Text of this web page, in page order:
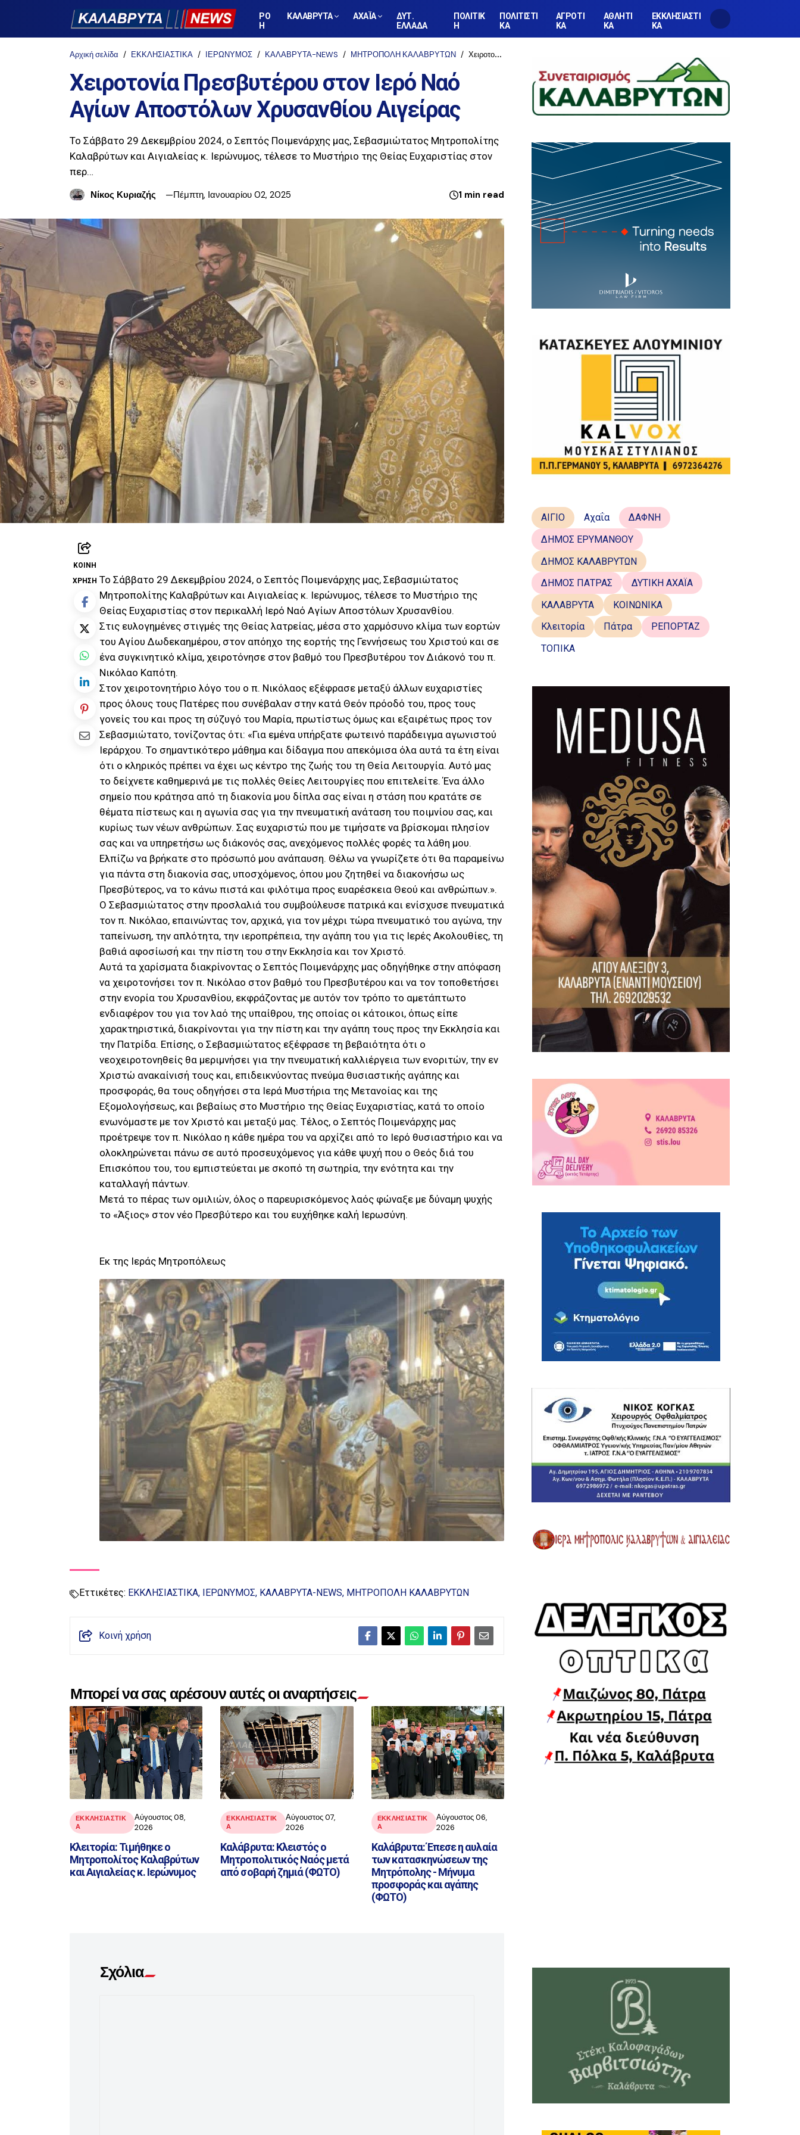
ΡΟ
Η
ΚΑΛΑΒΡΥΤΑ ΑΧΑΪΑ
ΔΥΤ.
ΕΛΛΑΔΑ
ΠΟΛΙΤΙΚ
Η
ΠΟΛΙΤΙΣΤΙ
ΚΑ
ΑΓΡΟΤΙ
ΚΑ
ΑΘΛΗΤΙ
ΚΑ
ΕΚΚΛΗΣΙΑΣΤΙ
ΚΑ
Αρχική σελίδα ΕΚΚΛΗΣΙΑΣΤΙΚΑ ΙΕΡΩΝΥΜΟΣ ΚΑΛΑΒΡΥΤΑ-NEWS ΜΗΤΡΟΠΟΛΗ ΚΑΛΑΒΡΥΤΩΝ Χειροτονία Πρεσβυτέρου στον Ιερό Ναό Αγίων Αποστόλων Χρυσανθίου Αιγείρας
Χειροτονία Πρεσβυτέρου στον Ιερό Ναό
Αγίων Αποστόλων Χρυσανθίου Αιγείρας
Το Σάββατο 29 Δεκεμβρίου 2024, ο Σεπτός Ποιμενάρχης μας, Σεβασμιώτατος Μητροπολίτης
Καλαβρύτων και Αιγιαλείας κ. Ιερώνυμος, τέλεσε το Μυστήριο της Θείας Ευχαριστίας στον
περ…
Νίκος Κυριαζής
Πέμπτη, Ιανουαρίου 02, 2025 1 min read
ΚΟΙΝΉ
ΧΡΉΣΗ Το Σάββατο 29 Δεκεμβρίου 2024, ο Σεπτός Ποιμενάρχης μας, Σεβασμιώτατος
Μητροπολίτης Καλαβρύτων και Αιγιαλείας κ. Ιερώνυμος, τέλεσε το Μυστήριο της
Θείας Ευχαριστίας στον περικαλλή Ιερό Ναό Αγίων Αποστόλων Χρυσανθίου.
Στις ευλογημένες στιγμές της Θείας λατρείας, μέσα στο χαρμόσυνο κλίμα των εορτών
του Αγίου Δωδεκαημέρου, στον απόηχο της εορτής της Γεννήσεως του Χριστού και σε
ένα συγκινητικό κλίμα, χειροτόνησε στον βαθμό του Πρεσβυτέρου τον Διάκονό του π.
Νικόλαο Καπότη.
Στον χειροτονητήριο λόγο του ο π. Νικόλαος εξέφρασε μεταξύ άλλων ευχαριστίες
προς όλους τους Πατέρες που συνέβαλαν στην κατά Θεόν πρόοδό του, προς τους
γονείς του και προς τη σύζυγό του Μαρία, πρωτίστως όμως και εξαιρέτως προς τον
Σεβασμιώτατο, τονίζοντας ότι: «Για εμένα υπήρξατε φωτεινό παράδειγμα αγωνιστού
Ιεράρχου. Το σημαντικότερο μάθημα και δίδαγμα που απεκόμισα όλα αυτά τα έτη είναι
ότι ο κληρικός πρέπει να έχει ως κέντρο της ζωής του τη Θεία Λειτουργία. Αυτό μας
το δείχνετε καθημερινά με τις πολλές Θείες Λειτουργίες που επιτελείτε. Ένα άλλο
σημείο που κράτησα από τη διακονία μου δίπλα σας είναι η στάση που κρατάτε σε
θέματα πίστεως και η αγωνία σας για την πνευματική ανάταση του ποιμνίου σας, και
κυρίως των νέων ανθρώπων. Σας ευχαριστώ που με τιμήσατε να βρίσκομαι πλησίον
σας και να υπηρετήσω ως διάκονός σας, ανεχόμενος πολλές φορές τα λάθη μου.
Ελπίζω να βρήκατε στο πρόσωπό μου ανάπαυση. Θέλω να γνωρίζετε ότι θα παραμείνω
για πάντα στη διακονία σας, υποσχόμενος, όπου μου ζητηθεί να διακονήσω ως
Πρεσβύτερος, να το κάνω πιστά και φιλότιμα προς ευαρέσκεια Θεού και ανθρώπων.».
Ο Σεβασμιώτατος στην προσλαλιά του συμβούλευσε πατρικά και ενίσχυσε πνευματικά
τον π. Νικόλαο, επαινώντας τον, αρχικά, για τον μέχρι τώρα πνευματικό του αγώνα, την
ταπείνωση, την απλότητα, την ιεροπρέπεια, την αγάπη του για τις Ιερές Ακολουθίες, τη
βαθιά αφοσίωσή και την πίστη του στην Εκκλησία και τον Χριστό.
Αυτά τα χαρίσματα διακρίνοντας ο Σεπτός Ποιμενάρχης μας οδηγήθηκε στην απόφαση
να χειροτονήσει τον π. Νικόλαο στον βαθμό του Πρεσβυτέρου και να τον τοποθετήσει
στην ενορία του Χρυσανθίου, εκφράζοντας με αυτόν τον τρόπο το αμετάπτωτο
ενδιαφέρον του για τον λαό της υπαίθρου, της οποίας οι κάτοικοι, όπως είπε
χαρακτηριστικά, διακρίνονται για την πίστη και την αγάπη τους προς την Εκκλησία και
την Πατρίδα. Επίσης, ο Σεβασμιώτατος εξέφρασε τη βεβαιότητα ότι ο
νεοχειροτονηθείς θα μεριμνήσει για την πνευματική καλλιέργεια των ενοριτών, την εν
Χριστώ ανακαίνισή τους και, επιδεικνύοντας πνεύμα θυσιαστικής αγάπης και
προσφοράς, θα τους οδηγήσει στα Ιερά Μυστήρια της Μετανοίας και της
Εξομολογήσεως, και βεβαίως στο Μυστήριο της Θείας Ευχαριστίας, κατά το οποίο
ενωνόμαστε με τον Χριστό και μεταξύ μας. Τέλος, ο Σεπτός Ποιμενάρχης μας
προέτρεψε τον π. Νικόλαο η κάθε ημέρα του να αρχίζει από το Ιερό θυσιαστήριο και να
ολοκληρώνεται πάνω σε αυτό προσευχόμενος για κάθε ψυχή που ο Θεός διά του
Επισκόπου του, του εμπιστεύεται με σκοπό τη σωτηρία, την ενότητα και την
καταλλαγή πάντων.
Μετά το πέρας των ομιλιών, όλος ο παρευρισκόμενος λαός φώναξε με δύναμη ψυχής
το «Άξιος» στον νέο Πρεσβύτερο και του ευχήθηκε καλή Ιερωσύνη.
Εκ της Ιεράς Μητροπόλεως
Εττικέτες: ΕΚΚΛΗΣΙΑΣΤΙΚΑ ΙΕΡΩΝΥΜΟΣ ΚΑΛΑΒΡΥΤΑ-NEWS ΜΗΤΡΟΠΟΛΗ ΚΑΛΑΒΡΥΤΩΝ
Κοινή χρήση
Μπορεί να σας αρέσουν αυτές οι αναρτήσεις
ΕΚΚΛΗΣΙΑΣΤΙΚ
Α
Αύγουστος 08,
2026
Κλειτορία: Τιμήθηκε ο
Μητροπολίτος Καλαβρύτων
και Αιγιαλείας κ. Ιερώνυμος
ΕΚΚΛΗΣΙΑΣΤΙΚ
Α
Αύγουστος 07,
2026
Καλάβρυτα: Κλειστός ο
Μητροπολιτικός Ναός μετά
από σοβαρή ζημιά (ΦΩΤΟ)
ΕΚΚΛΗΣΙΑΣΤΙΚ
Α
Αύγουστος 06,
2026
Καλάβρυτα: Έπεσε η αυλαία
των κατασκηνώσεων της
Μητρόπολης - Μήνυμα
προσφοράς και αγάπης
(ΦΩΤΟ)
Σχόλια
ΑΙΓΙΟ Αχαΐα
ΔΑΦΝΗ
ΔΗΜΟΣ ΕΡΥΜΑΝΘΟΥ
ΔΗΜΟΣ ΚΑΛΑΒΡΥΤΩΝ
ΔΗΜΟΣ ΠΑΤΡΑΣ
ΔΥΤΙΚΗ ΑΧΑΪΑ
ΚΑΛΑΒΡΥΤΑ
ΚΟΙΝΩΝΙΚΑ
Κλειτορία
Πάτρα
ΡΕΠΟΡΤΑΖ
ΤΟΠΙΚΑ